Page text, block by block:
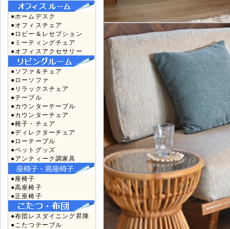
●ホームデスク
●オフィスチェア
●ロビー＆レセプション
●ミーティングチェア
●オフィスアクセサリー
●ソファ＆チェア
●ローソファ
●リラックスチェア
●テーブル
●カウンターテーブル
●カウンターチェア
●椅子・チェア
●ディレクターチェア
●ローテーブル
●ペットグッズ
●アンティーク調家具
●座椅子
●高座椅子
●正座椅子
●布団レスダイニング昇降
●こたつテーブル